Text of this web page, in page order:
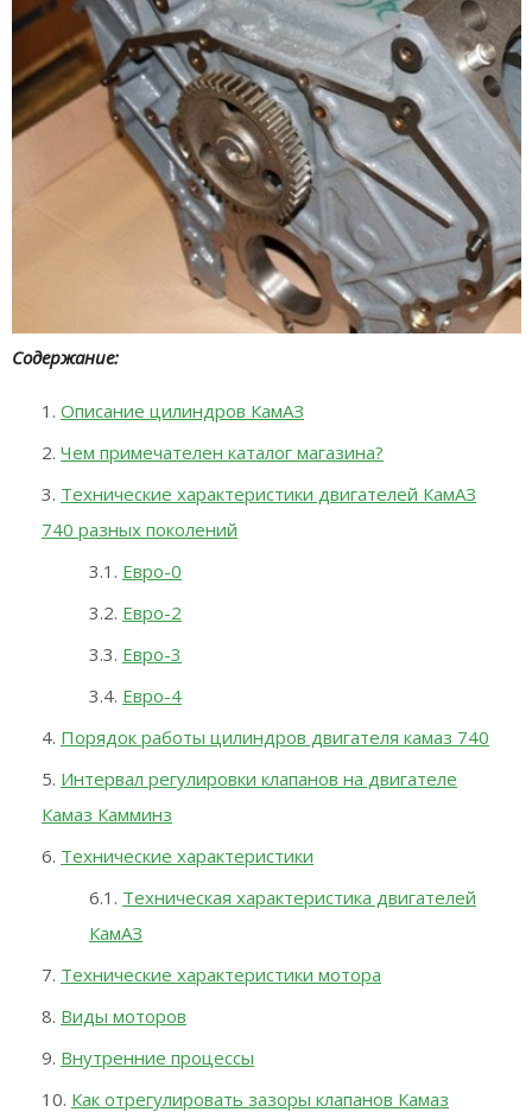
Содержание:
Описание цилиндров КамАЗ
Чем примечателен каталог магазина?
Технические характеристики двигателей КамАЗ
740 разных поколений
Евро-0
Евро-2
Евро-3
Евро-4
Порядок работы цилиндров двигателя камаз 740
Интервал регулировки клапанов на двигателе
Камаз Камминз
Технические характеристики
Техническая характеристика двигателей
КамАЗ
Технические характеристики мотора
Виды моторов
Внутренние процессы
Как отрегулировать зазоры клапанов Камаз